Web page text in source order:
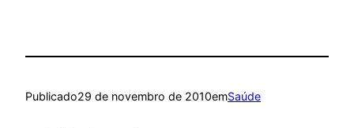
Publicado29 de novembro de 2010emSaúde